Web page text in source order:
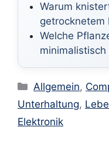
Warum
getrocknetem
Welche
Kategorien
Allgemein,
Unterhaltung,
Elektronik